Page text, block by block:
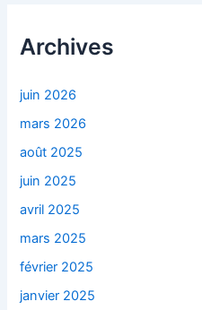
Archives
juin 2026
mars 2026
août 2025
juin 2025
avril 2025
mars 2025
février 2025
janvier 2025